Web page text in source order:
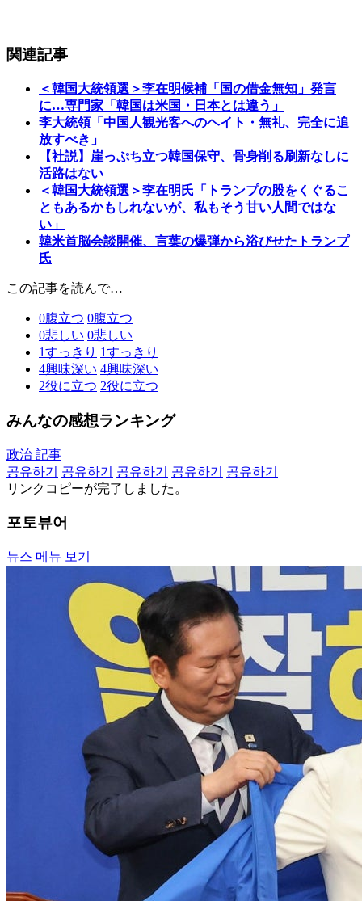
関連記事
＜韓国大統領選＞李在明候補「国の借金無知」発言
に…専門家「韓国は米国・日本とは違う」
李大統領「中国人観光客へのヘイト・無礼、完全に追
放すべき」
【社説】崖っぷち立つ韓国保守、骨身削る刷新なしに
活路はない
＜韓国大統領選＞李在明氏「トランプの股をくぐるこ
ともあるかもしれないが、私もそう甘い人間ではな
い」
韓米首脳会談開催、言葉の爆弾から浴びせたトランプ
氏
この記事を読んで…
0腹立つ 0腹立つ
0悲しい 0悲しい
1すっきり 1すっきり
4興味深い 4興味深い
2役に立つ 2役に立つ
みんなの感想ランキング
政治 記事
공유하기
공유하기 공유하기 공유하기
공유하기
リンクコピーが完了しました。
포토뷰어
뉴스 메뉴 보기